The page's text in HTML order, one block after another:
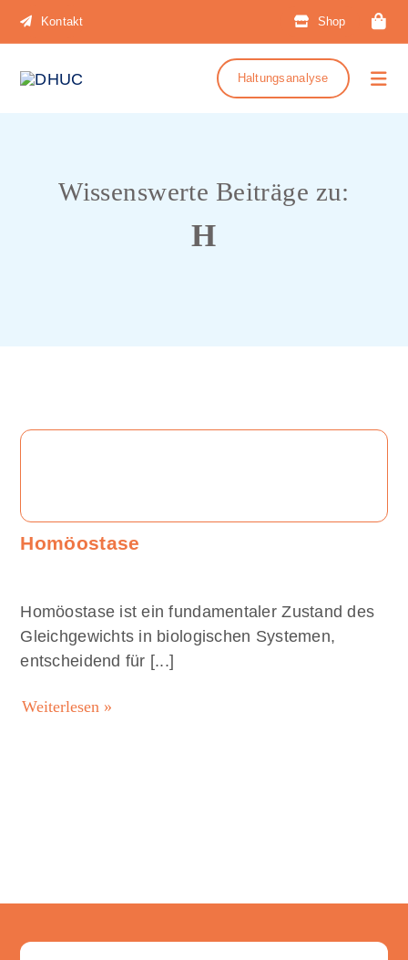
Zum
Kontakt Shop
Haltungsanalyse
Bücher
Wissenswerte Beiträge zu:
H
Homöostase
Homöostase ist ein fundamentaler Zustand des
Gleichgewichts in biologischen Systemen,
entscheidend für [...]
Weiterlesen »